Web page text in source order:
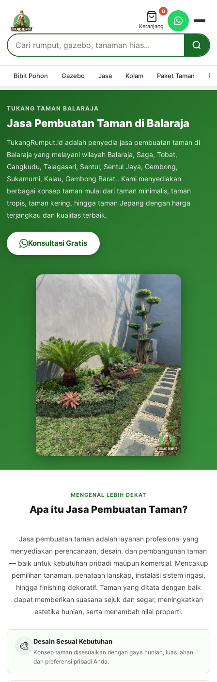
0
Keranjang
Bibit Pohon Gazebo Jasa Kolam Paket Taman
TUKANG TAMAN BALARAJA
Jasa Pembuatan Taman di Balaraja
TukangRumput.id adalah penyedia jasa pembuatan taman di
Balaraja yang melayani wilayah Balaraja, Saga, Tobat,
Cangkudu, Talagasari, Sentul, Sentul Jaya, Gembong,
Sukamurni, Kalau, Gembong Barat.. Kami menyediakan
berbagai konsep taman mulai dari taman minimalis, taman
tropis, taman kering, hingga taman Jepang dengan harga
terjangkau dan kualitas terbaik.
Konsultasi Gratis
MENGENAL LEBIH DEKAT
Apa itu Jasa Pembuatan Taman?
Jasa pembuatan taman adalah layanan profesional yang
menyediakan perencanaan, desain, dan pembangunan taman
— baik untuk kebutuhan pribadi maupun komersial. Mencakup
pemilihan tanaman, penataan lanskap, instalasi sistem irigasi,
hingga finishing dekoratif. Taman yang ditata dengan baik
dapat memberikan suasana sejuk dan segar, meningkatkan
estetika hunian, serta menambah nilai properti.
🎨 Desain Sesuai Kebutuhan
Konsep taman disesuaikan dengan gaya hunian, luas lahan,
dan preferensi pribadi Anda.